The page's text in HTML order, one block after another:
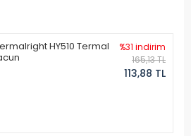
HY510 Termal
%31 indirim
165,13 TL
113,88 TL